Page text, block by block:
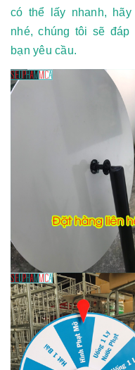
có thể lấy nhanh, hãy
nhé, chúng tôi sẽ
bạn yêu cầu.